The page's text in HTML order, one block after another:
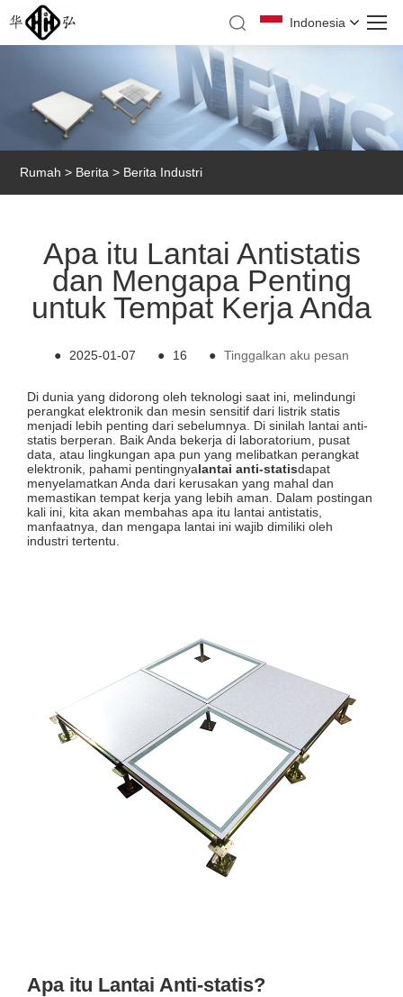
Indonesia
Rumah > Berita > Berita Industri
Apa itu Lantai Antistatis
dan Mengapa Penting
untuk Tempat Kerja Anda
● 2025-01-07 ● 16 ● Tinggalkan aku pesan
Di dunia yang didorong oleh teknologi saat ini, melindungi
perangkat elektronik dan mesin sensitif dari listrik statis
menjadi lebih penting dari sebelumnya. Di sinilah lantai anti-
statis berperan. Baik Anda bekerja di laboratorium, pusat
data, atau lingkungan apa pun yang melibatkan perangkat
elektronik, pahami pentingnyalantai anti-statisdapat
menyelamatkan Anda dari kerusakan yang mahal dan
memastikan tempat kerja yang lebih aman. Dalam postingan
kali ini, kita akan membahas apa itu lantai antistatis,
manfaatnya, dan mengapa lantai ini wajib dimiliki oleh
industri tertentu.
Apa itu Lantai Anti-statis?